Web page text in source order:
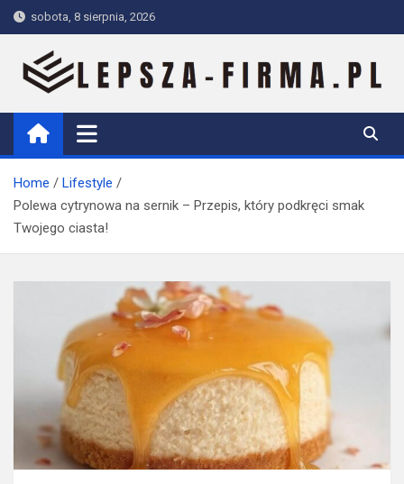
Skip
to
content
sobota, 8 sierpnia, 2026
Lepsza-firma.pl
Home
Lifestyle
Polewa cytrynowa na sernik – Przepis, który podkręci smak
Twojego ciasta!